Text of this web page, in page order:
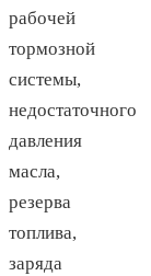
рабочей
тормозной
системы,
недостаточного
давления
масла,
резерва
топлива,
заряда